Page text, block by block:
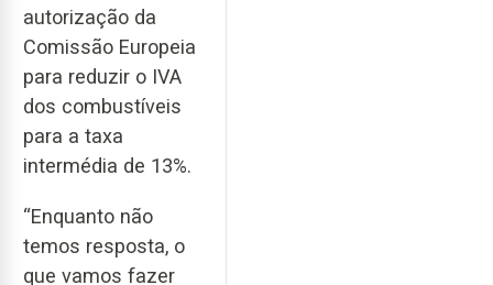
autorização da
Comissão Europeia
para reduzir o IVA
dos combustíveis
para a taxa
intermédia de 13%.
“Enquanto não
temos resposta, o
que vamos fazer